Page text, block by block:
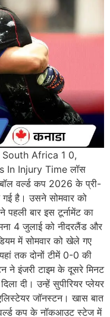
Africa 1 0,
In Injury Time लॉस
वर्ल्ड कप 2026 के प्री-
गई है। उसने सोमवार को
बार इस टूर्नामेंट का
4 जुलाई को नीदरलैंड और
में सोमवार को खेले गए
तक दोनों टीमें 0-0 की
ने इंजरी टाइम के दूसरे मिनट
दी। उन्हें सुपीरियर प्लेयर
जॉनस्टन। खास बात
कप के नॉकआउट स्टेज में